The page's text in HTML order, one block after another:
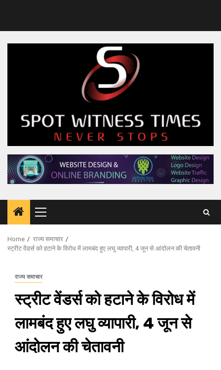
Primary
Menu
Home
राज्य समाचार
स्ट्रीट वेंडर्स को हटाने के विरोध में लामबंद हुए लघु व्यापारी, 4 जून से आंदोलन की चेतावनी
राज्य समाचार
स्ट्रीट वेंडर्स को हटाने के विरोध में
लामबंद हुए लघु व्यापारी, 4 जून से
आंदोलन की चेतावनी